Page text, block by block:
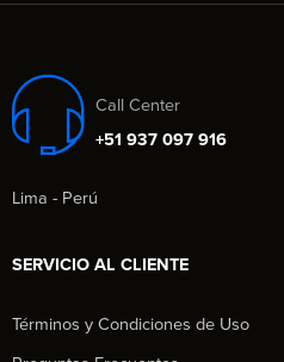
Call Center
+51 937 097 916
Lima - Perú
SERVICIO AL CLIENTE
Términos y Condiciones de Uso